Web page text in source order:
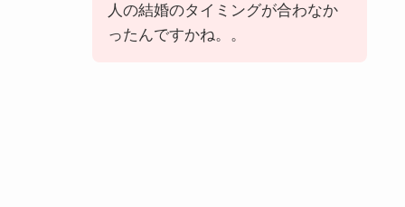
人の結婚のタイミングが合わなか
ったんですかね。。